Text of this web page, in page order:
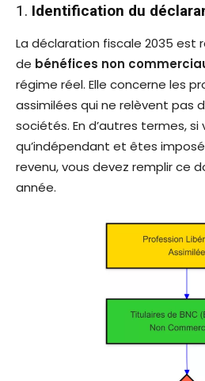
1. Identification du
La déclaration fiscale 2035 est
de bénéfices non
régime réel. Elle concerne les
assimilées qui ne relèvent pas
sociétés. En d’autres termes,
qu’indépendant et êtes imposé
revenu, vous devez remplir ce
année.